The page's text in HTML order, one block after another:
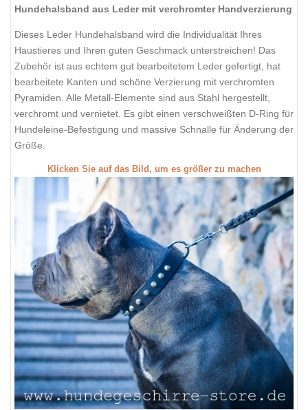
Hundehalsband aus Leder mit verchromter Handverzierung
Dieses Leder Hundehalsband wird die Individualität Ihres
Haustieres und Ihren guten Geschmack unterstreichen! Das
Zubehör ist aus echtem gut bearbeitetem Leder gefertigt, hat
bearbeitete Kanten und schöne Verzierung mit verchromten
Pyramiden. Alle Metall-Elemente sind aus Stahl hergestellt,
verchromt und vernietet. Es gibt einen verschweißten D-Ring für
Hundeleine-Befestigung und massive Schnalle für Änderung der
Größe.
Klicken Sie auf das Bild, um es größer zu machen